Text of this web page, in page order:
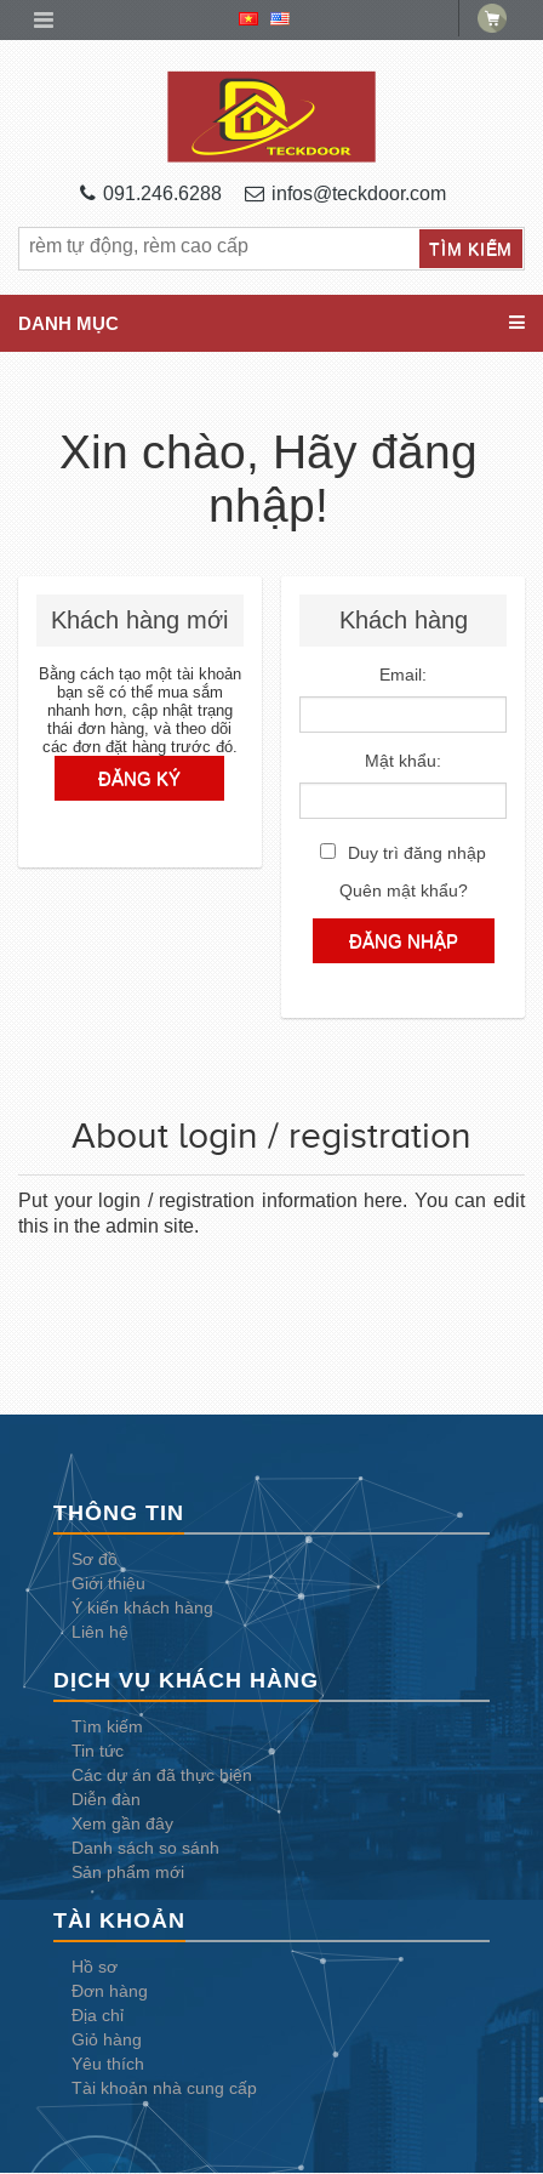
091.246.6288 infos@teckdoor.com
DANH MỤC
Xin chào, Hãy đăng
nhập!
Khách hàng mới
Bằng cách tạo một tài khoản
bạn sẽ có thể mua sắm
nhanh hơn, cập nhật trạng
thái đơn hàng, và theo dõi
các đơn đặt hàng trước đó.
Khách hàng
Email:
Mật khẩu:
Duy trì đăng nhập
Quên mật khẩu?
About login / registration
Put your login / registration information here. You can edit
this in the admin site.
THÔNG TIN
Sơ đồ
Giới thiệu
Ý kiến khách hàng
Liên hệ
DỊCH VỤ KHÁCH HÀNG
Tìm kiếm
Tin tức
Các dự án đã thực hiện
Diễn đàn
Xem gần đây
Danh sách so sánh
Sản phẩm mới
TÀI KHOẢN
Hồ sơ
Đơn hàng
Địa chỉ
Giỏ hàng
Yêu thích
Tài khoản nhà cung cấp